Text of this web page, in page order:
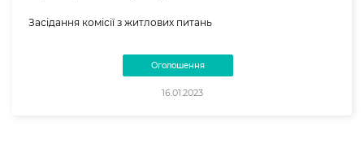
Засідання комісії з житлових питань
Оголошення
16.01.2023